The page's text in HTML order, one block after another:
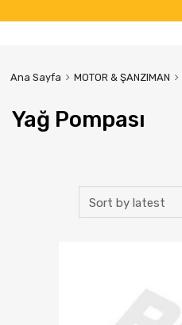
content
Ana Sayfa MOTOR & ŞANZIMAN
Yağ Pompası